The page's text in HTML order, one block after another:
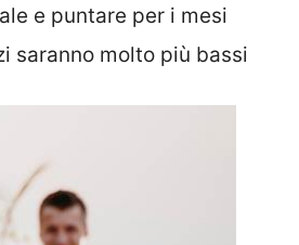
e puntare per i mesi
saranno molto più bassi